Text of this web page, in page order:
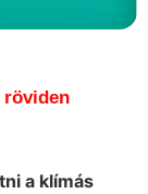
a klímás